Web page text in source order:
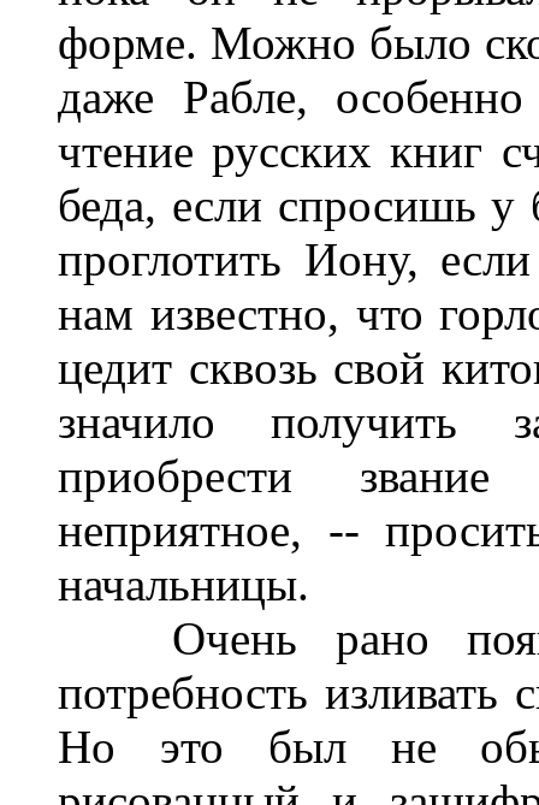
форме. Можно было
даже Рабле,
чтение русских книг
беда, если спросишь
проглотить Иону,
нам известно, что
цедит сквозь свой
значило получить
приобрести
неприятное, --
начальницы.
Очень рано
потребность изливать
Но это был не